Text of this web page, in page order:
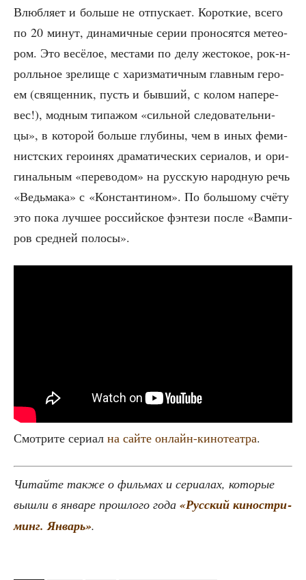
Влюб­ля­ет и боль­ше не отпус­ка­ет. Корот­кие, все­го
по 20 минут, дина­мич­ные серии про­но­сят­ся метео­
ром. Это весё­лое, места­ми по делу жесто­кое, рок-н-
ролль­ное зре­ли­ще с хариз­ма­тич­ным глав­ным геро­
ем (свя­щен­ник, пусть и быв­ший, с колом напе­ре­
вес!), мод­ным типа­жом «силь­ной сле­до­ва­тель­ни­
цы», в кото­рой боль­ше глу­би­ны, чем в иных феми­
нист­ских геро­и­нях дра­ма­ти­че­ских сери­а­лов, и ори­
ги­наль­ным «пере­во­дом» на рус­скую народ­ную речь
«Ведь­ма­ка» с «Кон­стан­ти­ном». По боль­шо­му счё­ту
это пока луч­шее рос­сий­ское фэн­те­зи после «Вам­пи­
ров сред­ней полосы».
Смот­ри­те сери­ал на сай­те онлайн-кино­те­ат­ра.
Читай­те так­же о филь­мах и сери­а­лах, кото­рые
вышли в янва­ре про­шло­го года «Рус­ский кино­ст­ри­
минг. Январь».